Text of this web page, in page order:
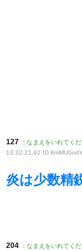
127 : なまえをいれてく
13:32:21.92
炎は少数精
204 : なまえをいれてく